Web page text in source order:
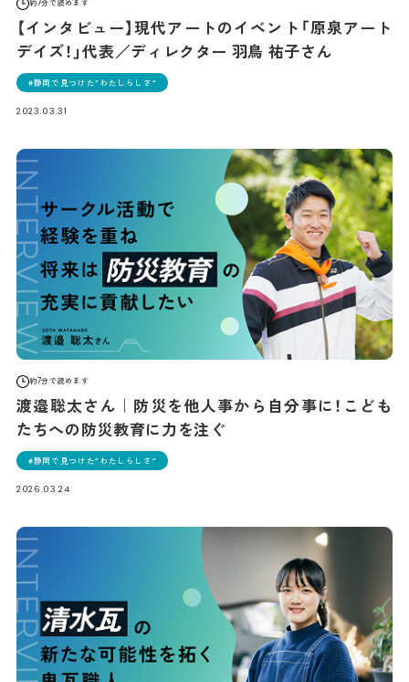
約7分で読めます
【インタビュー】現代アートのイベント「原泉アート
デイズ！」代表／ディレクター 羽鳥 祐子さん
静岡で見つけた“わたしらしさ”
2023.03.31
約7分で読めます
渡邉聡太さん｜防災を他人事から自分事に！こども
たちへの防災教育に力を注ぐ
静岡で見つけた“わたしらしさ”
2026.03.24